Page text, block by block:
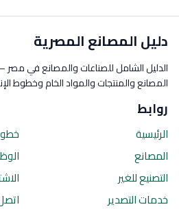
دليل المصانع المصرية
الدليل الشامل للصناعات والمصانع في
المصانع والمنتجات والمواد الخام وخطوط
روابط
الرئيسية
المصانع
التصنيع للغير
خدمات التصدير